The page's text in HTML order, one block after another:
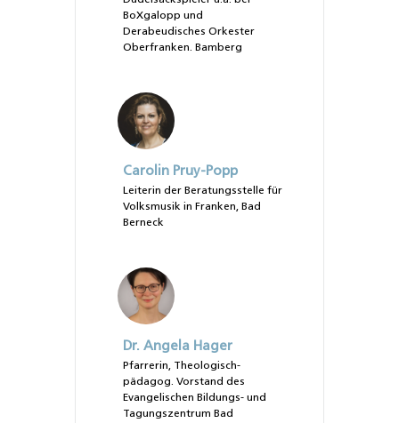
BoXgalopp und
Derabeudisches Orkester
Oberfranken. Bamberg
Carolin Pruy-Popp
Leiterin der Beratungsstelle für
Volksmusik in Franken, Bad
Berneck
Dr. Angela Hager
Pfarrerin, Theologisch-
pädagog. Vorstand des
Evangelischen Bildungs- und
Tagungszentrum Bad